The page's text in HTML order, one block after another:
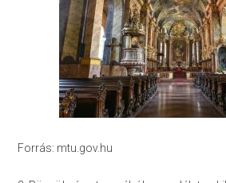
Forrás: mtu.gov.hu